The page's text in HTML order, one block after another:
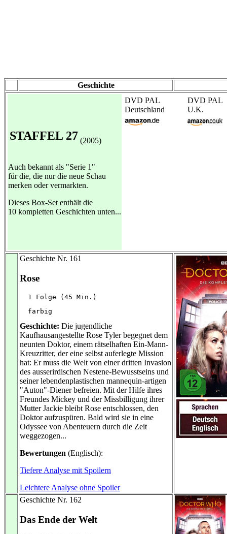
Geschichte
STAFFEL 27 (2005)
Auch bekannt als "Serie 1"
für die, die nur die neue Schau
merken oder vermarkten.
Dieses Box-Set enthält die
10 kompletten Geschichten unten...
DVD PAL
Deutschland
DVD PAL
U.K.
Geschichte Nr. 161
Rose
  1 Folge (45 Min.)
  farbig
Geschichte: Die jugendliche
Kaufhausangestellte Rose Tyler begegnet dem
neunten Doktor, einem rätselhaften Ein-Mann-
Kreuzritter, der eine selbst auferlegte Mission
hat: Er muss die Welt von einer dritten Invasion
des ausserirdischen Nestene-Bewusstseins und
seiner lebendenplastischen mannequin-artigen
"Auton"-Diener befreien. Mit der Hilfe ihres
Freundes Mickey und der Missbilligung ihrer
Mutter Jackie bleibt Rose entschlossen, den
Doktor aufzuspüren. Bald wird sie in eine
Odyssee von Abenteuern durch die Zeit
weggezogen...
Bewertungen (Englisch):
Tiefere Analyse mit Spoilern
Leichtere Analyse ohne Spoiler
Geschichte Nr. 162
Das Ende der Welt